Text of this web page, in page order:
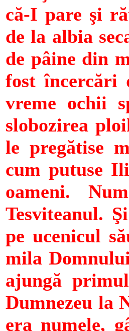
că-I pare şi
de la albia
de pâine din
fost încercări
vreme ochii
slobozirea
le pregătise
cum putuse
oameni.
Tesviteanul.
pe ucenicul
mila
ajungă
Dumnezeu la
era numele,